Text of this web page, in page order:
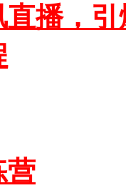
播，
营